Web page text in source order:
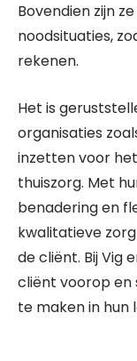
Bovendien zijn
noodsituaties,
rekenen.
Het is
organisaties
inzetten voor
thuiszorg. Met
benadering en
kwalitatieve
de cliënt. Bij Vig
cliënt voorop en
te maken in hun